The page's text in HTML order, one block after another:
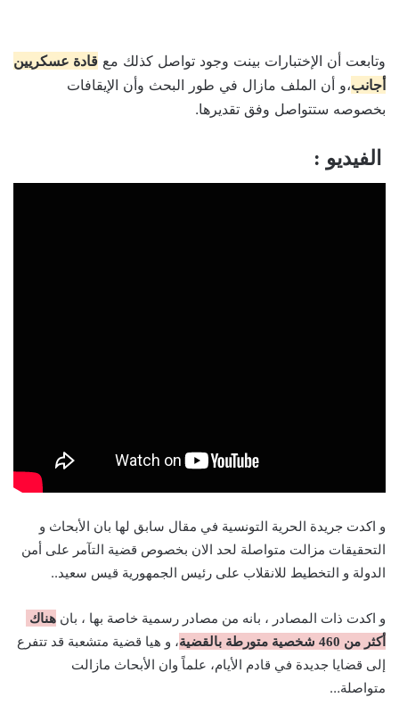
وتابعت أن الإختبارات بينت وجود تواصل كذلك مع قادة عسكريين
أجانب،و أن الملف مازال في طور البحث وأن الإيقافات
بخصوصه ستتواصل وفق تقديرها.
الفيديو :
و اكدت جريدة الحرية التونسية في مقال سابق لها بان الأبحاث و
التحقيقات مزالت متواصلة لحد الان بخصوص قضية التآمر على أمن
الدولة و التخطيط للانقلاب على رئيس الجمهورية قيس سعيد..
و اكدت ذات المصادر ، بانه من مصادر رسمية خاصة بها ، بان هناك
أكثر من 460 شخصية متورطة بالقضية
، و هيا قضية متشعبة قد تتفرع
إلى قضايا جديدة في قادم الأيام، علماً وان الأبحاث مازالت
متواصلة…